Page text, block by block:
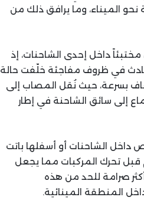
الميناء، وما يرافق ذلك من
داخل إحدى الشاحنات، إذ
في ظروف مفاجئة خلّفت حالة
بسرعة، حيث نُقل المصاب إلى
إلى سائق الشاحنة في إطار
داخل الشاحنات أو أسفلها باتت
تحرك المركبات مما يجعل
صرامة للحد من هذه
المنطقة المينائية.